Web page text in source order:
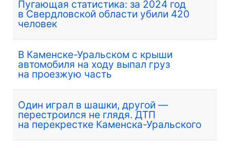
Пугающая статистика: за 2024 год
в Свердловской области убили 420
человек
В Каменске-Уральском с крыши
автомобиля на ходу выпал груз
на проезжую часть
Один играл в шашки, другой —
перестроился не глядя. ДТП
на перекрестке Каменска-Уральского